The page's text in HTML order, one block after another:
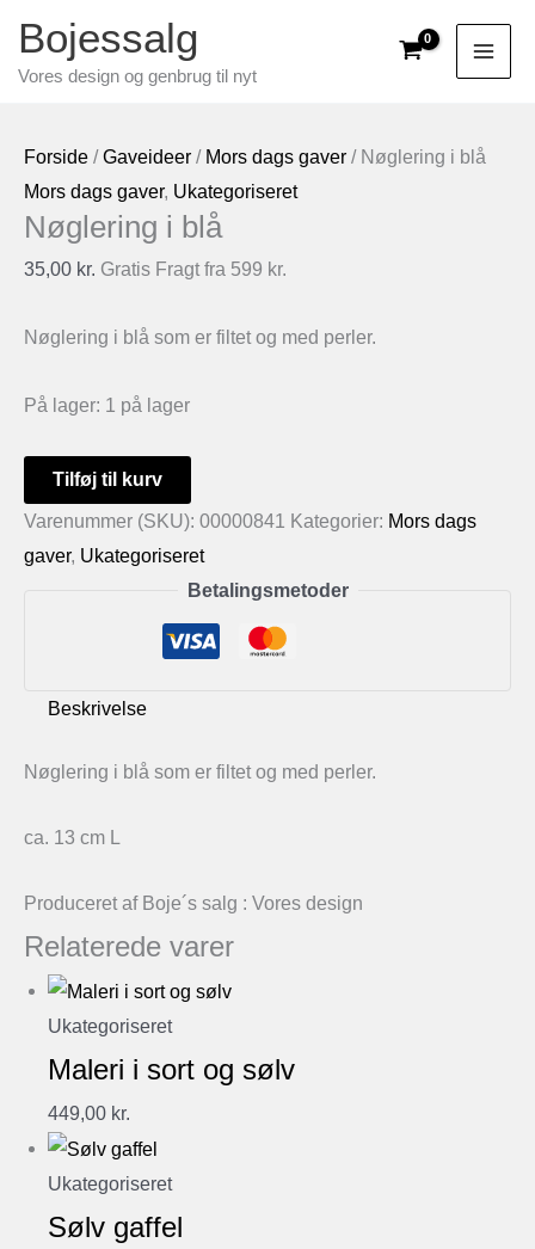
indholdet
Bojessalg
Vores design og genbrug til nyt
Forside /Gaveideer / Mors dags gaver / Nøglering i blå
Mors dags gaver, Ukategoriseret
Nøglering i blå
35,00 kr. Gratis Fragt fra 599 kr.
Nøglering i blå som er filtet og med perler.
På lager: 1 på lager
Nøglering
i
Tilføj til kurv
Varenummer (SKU): 00000841 Kategorier: Mors dags
gaver, Ukategoriseret
Betalingsmetoder
Beskrivelse
Nøglering i blå som er filtet og med perler.
ca. 13 cm L
Produceret af Boje´s salg : Vores design
Relaterede varer
Ukategoriseret
Maleri i sort og sølv
449,00 kr.
Ukategoriseret
Sølv gaffel